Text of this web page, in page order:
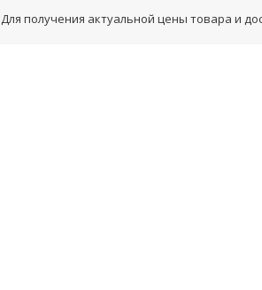
Для получения актуальной цены товара и